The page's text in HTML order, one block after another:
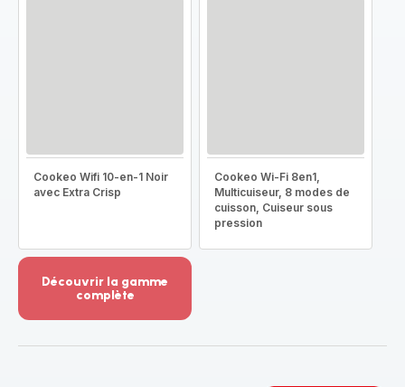
Cookeo Wifi 10-en-1 Noir
avec Extra Crisp
Cookeo Wi-Fi 8en1,
Multicuiseur, 8 modes de
cuisson, Cuiseur sous
pression
Découvrir la gamme
complète
-